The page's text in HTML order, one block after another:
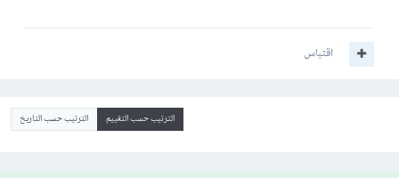
اقتباس
الترتيب حسب التقييم الترتيب حسب التاريخ